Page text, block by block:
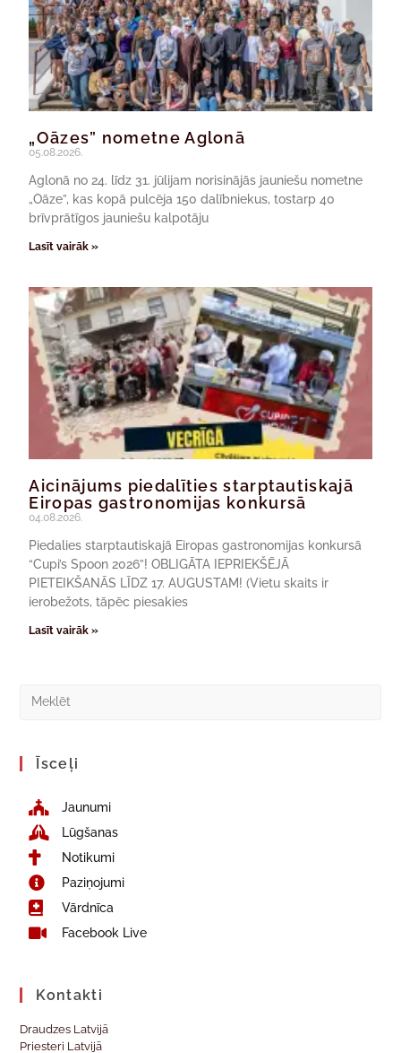
„Oāzes” nometne Aglonā
05.08.2026.
Aglonā no 24. līdz 31. jūlijam norisinājās jauniešu nometne
„Oāze”, kas kopā pulcēja 150 dalībniekus, tostarp 40
brīvprātīgos jauniešu kalpotāju
Lasīt vairāk »
Aicinājums piedalīties starptautiskajā
Eiropas gastronomijas konkursā
04.08.2026.
Piedalies starptautiskajā Eiropas gastronomijas konkursā
“Cupi’s Spoon 2026”! OBLIGĀTA IEPRIEKŠĒJĀ
PIETEIKŠANĀS LĪDZ 17. AUGUSTAM! (Vietu skaits ir
ierobežots, tāpēc piesakies
Lasīt vairāk »
Īsceļi
Jaunumi
Lūgšanas
Notikumi
Paziņojumi
Vārdnīca
Facebook Live
Kontakti
Draudzes Latvijā
Priesteri Latvijā